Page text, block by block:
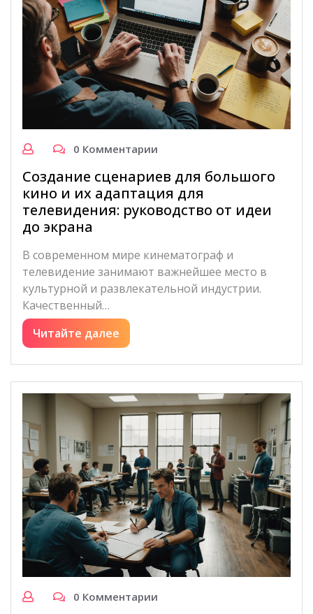
0 Комментарии
Создание сценариев для большого
кино и их адаптация для
телевидения: руководство от идеи
до экрана
В современном мире кинематограф и
телевидение занимают важнейшее место в
культурной и развлекательной индустрии.
Качественный…
Читайте далее
0 Комментарии